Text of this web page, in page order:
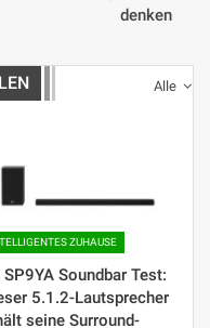
denken
Alle
ZUHAUSE
SP9YA Soundbar Test:
5.1.2-Lautsprecher
seine Surround-